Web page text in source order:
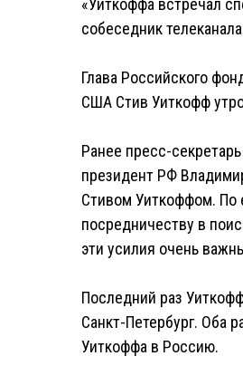
«Уиткоффа встречал
собеседник
Глава Российского
США Стив Уиткофф
Ранее пресс-
президент РФ
Стивом Уиткоффом. По
посредничеству в
эти усилия очень
Последний раз
Санкт-Петербург. Оба
Уиткоффа в Россию.